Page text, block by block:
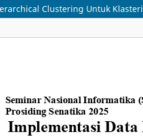
Clustering Untuk